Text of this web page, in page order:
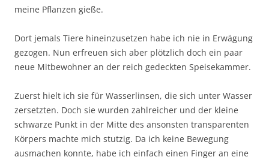
meine Pflanzen gieße.
Dort jemals Tiere hineinzusetzen habe ich nie in Erwägung
gezogen. Nun erfreuen sich aber plötzlich doch ein paar
neue Mitbewohner an der reich gedeckten Speisekammer.
Zuerst hielt ich sie für Wasserlinsen, die sich unter Wasser
zersetzten. Doch sie wurden zahlreicher und der kleine
schwarze Punkt in der Mitte des ansonsten transparenten
Körpers machte mich stutzig. Da ich keine Bewegung
ausmachen konnte, habe ich einfach einen Finger an eine